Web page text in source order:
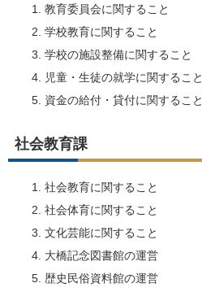
教育委員会に関すること
学校教育に関すること
学校の施設整備に関すること
児童・生徒の就学に関すること
資金の給付・貸付に関すること
社会教育課
社会教育に関すること
社会体育に関すること
文化芸能に関すること
大橋記念図書館の運営
歴史民俗資料館の運営